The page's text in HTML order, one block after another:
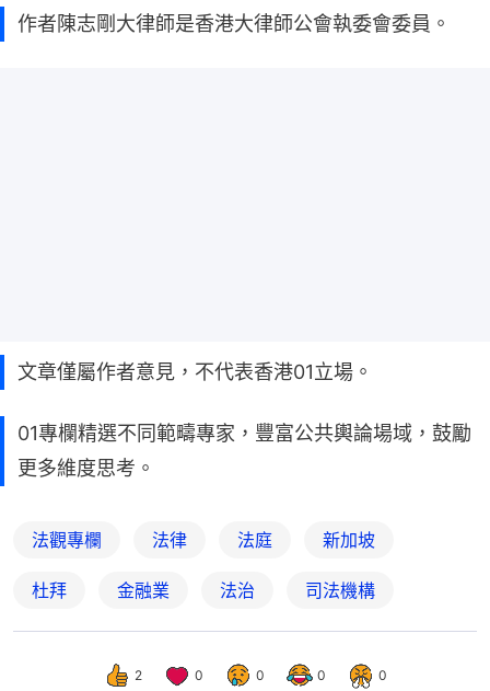
作者陳志剛大律師是香港大律師公會執委會委員。
文章僅屬作者意見，不代表香港01立場。
01專欄精選不同範疇專家，豐富公共輿論場域，鼓勵
更多維度思考。
法觀專欄 法律 法庭 新加坡
杜拜 金融業 法治 司法機構
2 0 0 0 0